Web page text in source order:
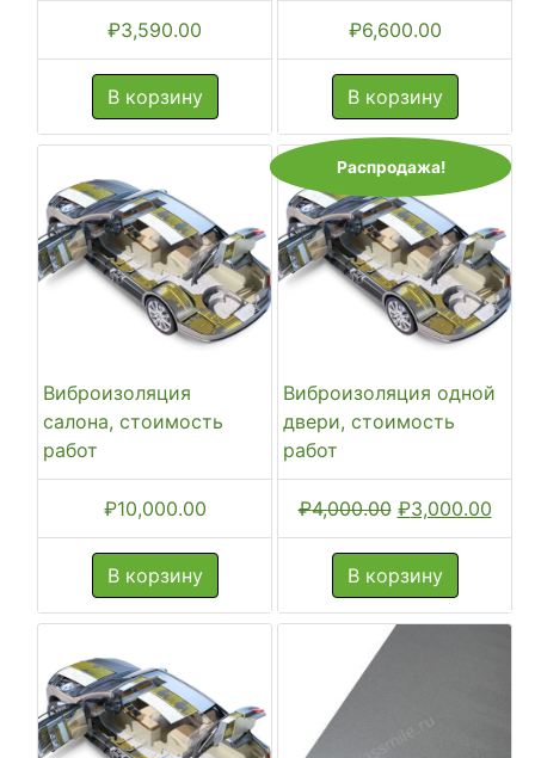
₽3,590.00
В корзину
₽6,600.00
В корзину
Виброизоляция
салона, стоимость
работ
₽10,000.00
В корзину
Распродажа!
Виброизоляция одной
двери, стоимость
работ
₽4,000.00
цена
составляла
₽4,000.00.
₽3,000.00
В корзину